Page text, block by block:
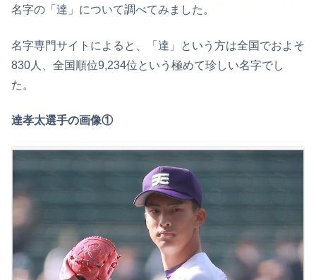
名字の「達」について調べてみました。
名字専門サイトによると、「達」という方は全国でおよそ
830人、全国順位9,234位という極めて珍しい名字でし
た。
達孝太選手の画像①